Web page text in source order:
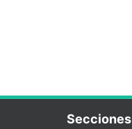
Secciones